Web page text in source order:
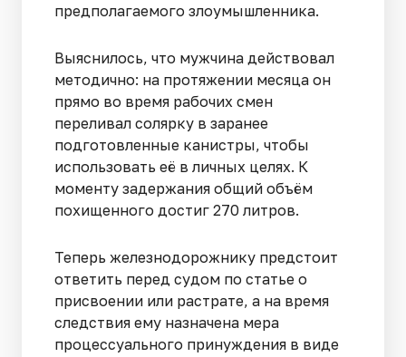
предполагаемого злоумышленника.
Выяснилось, что мужчина действовал
методично: на протяжении месяца он
прямо во время рабочих смен
переливал солярку в заранее
подготовленные канистры, чтобы
использовать её в личных целях. К
моменту задержания общий объём
похищенного достиг 270 литров.
Теперь железнодорожнику предстоит
ответить перед судом по статье о
присвоении или растрате, а на время
следствия ему назначена мера
процессуального принуждения в виде